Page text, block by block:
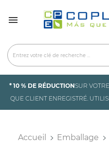

* 10 % DE RÉDUCTIONSUR
QUE CLIENT ENREGISTRÉ.
Accueil Emballage
Connexion
Annuler